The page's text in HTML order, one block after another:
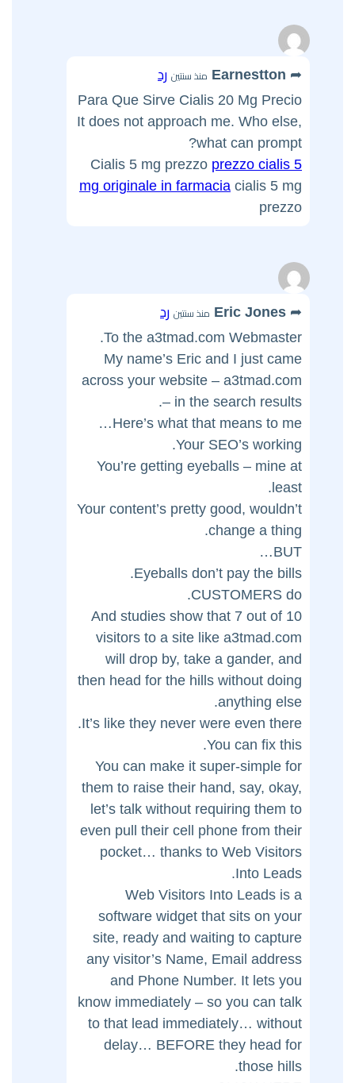
Earnestton منذ سنتين رد
Para Que Sirve Cialis 20 Mg Precio
It does not approach me. Who else,
what can prompt?
Cialis 5 mg prezzo prezzo cialis 5
mg originale in farmacia cialis 5 mg
prezzo
Eric Jones منذ سنتين رد
To the a3tmad.com Webmaster.
My name’s Eric and I just came
across your website – a3tmad.com
– in the search results.
Here’s what that means to me…
Your SEO’s working.
You’re getting eyeballs – mine at
least.
Your content’s pretty good, wouldn’t
change a thing.
BUT…
Eyeballs don’t pay the bills.
CUSTOMERS do.
And studies show that 7 out of 10
visitors to a site like a3tmad.com
will drop by, take a gander, and
then head for the hills without doing
anything else.
It’s like they never were even there.
You can fix this.
You can make it super-simple for
them to raise their hand, say, okay,
let’s talk without requiring them to
even pull their cell phone from their
pocket… thanks to Web Visitors
Into Leads.
Web Visitors Into Leads is a
software widget that sits on your
site, ready and waiting to capture
any visitor’s Name, Email address
and Phone Number. It lets you
know immediately – so you can talk
to that lead immediately… without
delay… BEFORE they head for
those hills.